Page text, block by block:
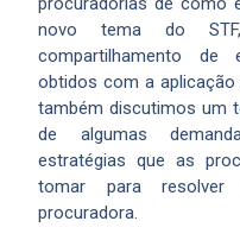
novo tema do
compartilhamento de
obtidos com a
também discutimos um
de algumas
estratégias que as
tomar para resolver
procuradora.